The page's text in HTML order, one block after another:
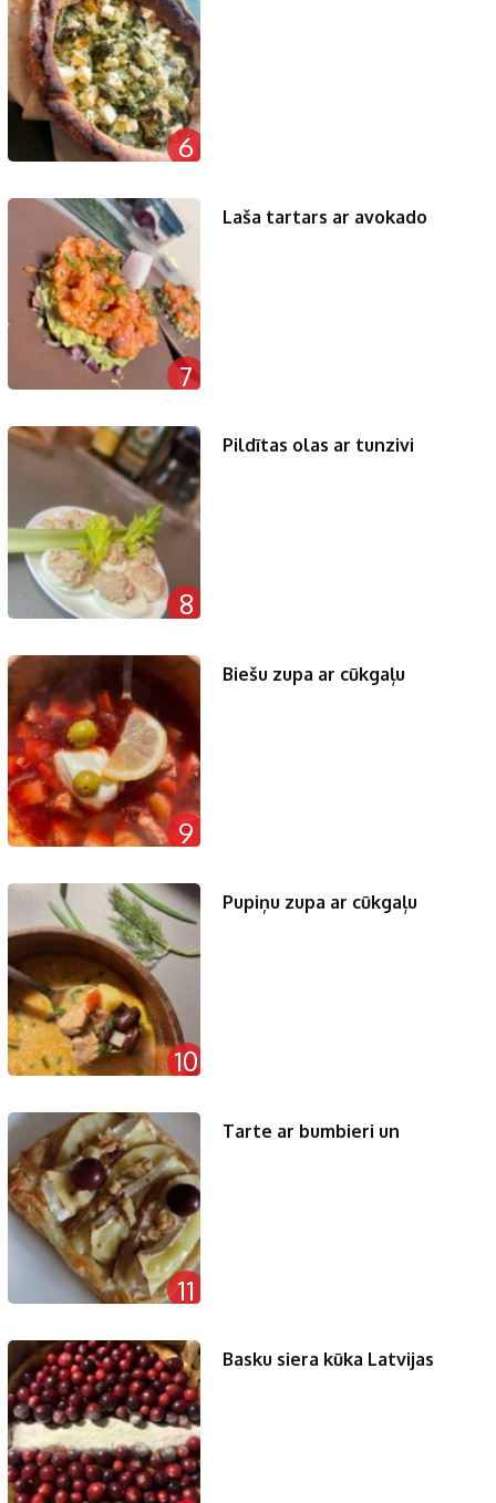
6
7
Laša tartars ar avokado
8
Pildītas olas ar tunzivi
9
Biešu zupa ar cūkgaļu
10
Pupiņu zupa ar cūkgaļu
11
Tarte ar bumbieri un
Basku siera kūka Latvijas